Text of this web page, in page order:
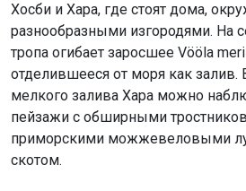
Хосби и Хара, где стоят дома,
разнообразными изгородями. На
тропа огибает заросшее Vööla
отделившееся от моря как залив.
мелкого залива Хара можно
пейзажи с обширными
приморскими можжевеловыми
скотом.